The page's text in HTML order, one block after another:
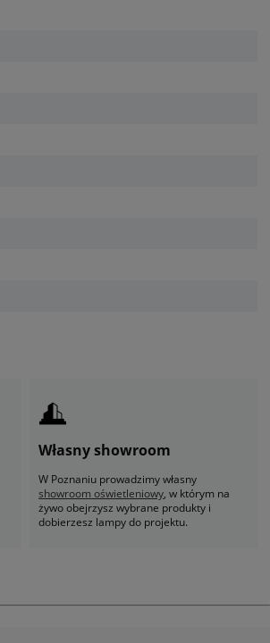
Własny showroom
W Poznaniu prowadzimy własny
showroom oświetleniowy, w którym na
żywo obejrzysz wybrane produkty i
dobierzesz lampy do projektu.